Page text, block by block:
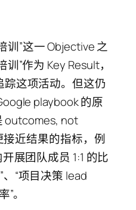
训”这一 Objective 之
”作为 Key Result，
这项活动。但这仍
playbook 的原
outcomes, not
近结果的指标，例
展团队成员 1:1 的比
、“项目决策 lead
。